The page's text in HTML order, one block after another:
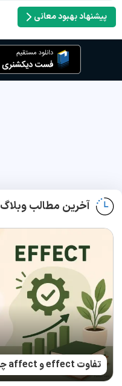
پیشنهاد بهبود معانی
آخرین مطالب وبلاگ
تفاوت effect و affect چیست؟